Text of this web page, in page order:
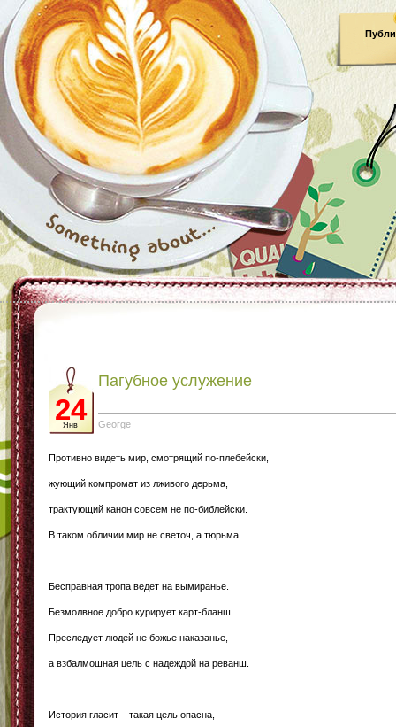
24
Янв
Пагубное услужение
George
Противно видеть мир, смотрящий по-плебейски,
жующий компромат из лживого дерьма,
трактующий канон совсем не по-библейски.
В таком обличии мир не светоч, а тюрьма.
Бесправная тропа ведет на вымиранье.
Безмолвное добро курирует карт-бланш.
Преследует людей не божье наказанье,
а взбалмошная цель с надеждой на реванш.
История гласит – такая цель опасна,